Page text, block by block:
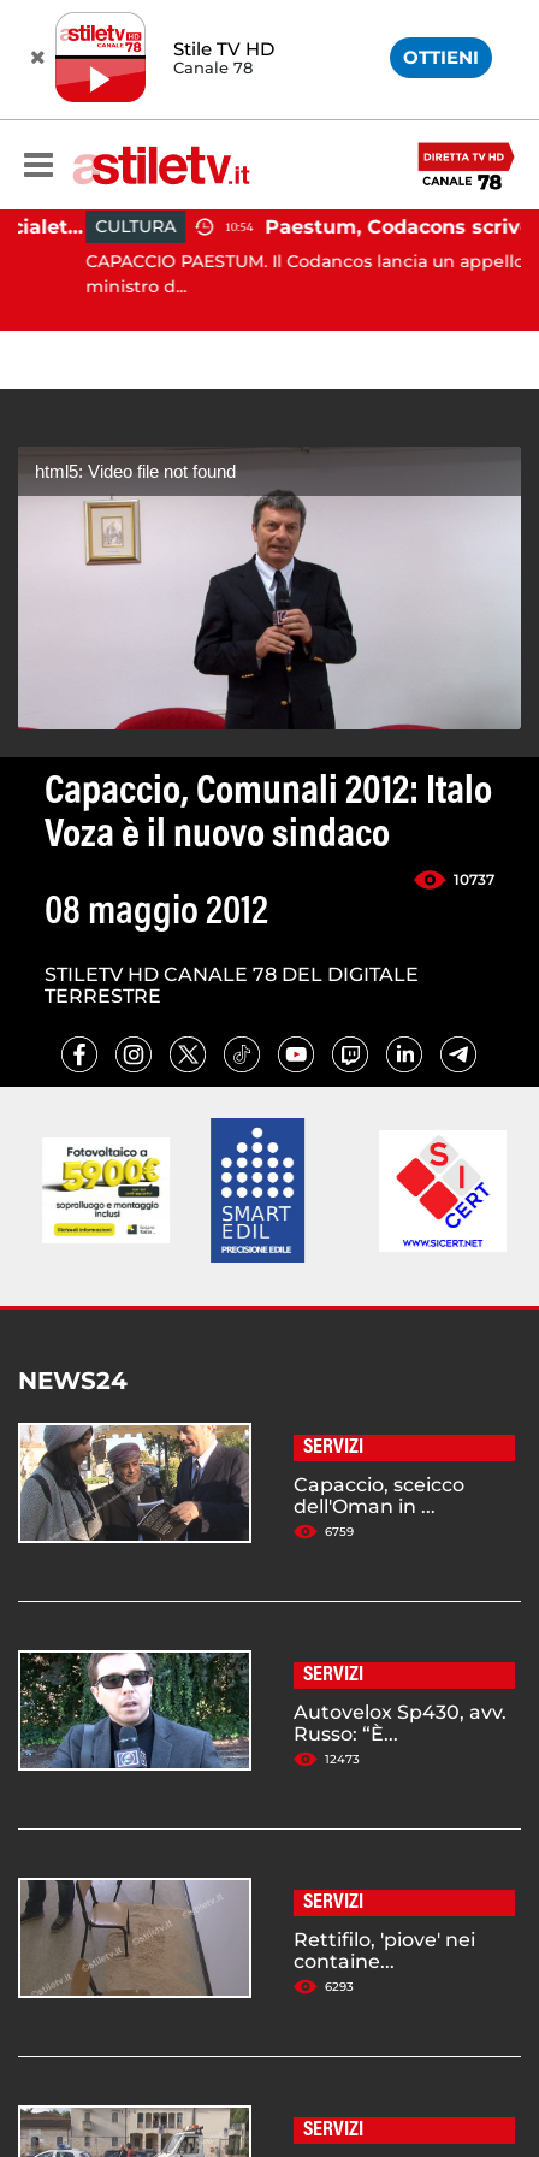
Stile TV HD
Canale 78 OTTIENI
Martina Carbonaro, braccialetto elettronico per i genitori della 14enne uccisa dall'ex CULTURA 10:54
CAPACCIO PAESTUM. Il Codancos lancia un appello al
ministro d...
html5: Video file not found
Capaccio, Comunali 2012: Italo
Voza è il nuovo sindaco
10737
08 maggio 2012
STILETV HD CANALE 78 DEL DIGITALE
TERRESTRE
NEWS24
SERVIZI
Capaccio, sceicco
dell'Oman in ...
6759
SERVIZI
Autovelox Sp430, avv.
Russo: “È...
12473
SERVIZI
Rettifilo, 'piove' nei
containe...
6293
SERVIZI